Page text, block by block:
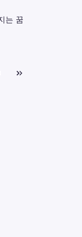
는 꿈